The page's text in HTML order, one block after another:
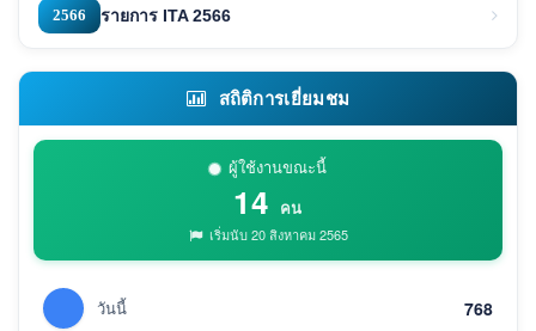
2566 รายการ ITA 2566
สถิติการเยี่ยมชม
ผู้ใช้งานขณะนี้
14 คน
เริ่มนับ 20 สิงหาคม 2565
วันนี้ 768